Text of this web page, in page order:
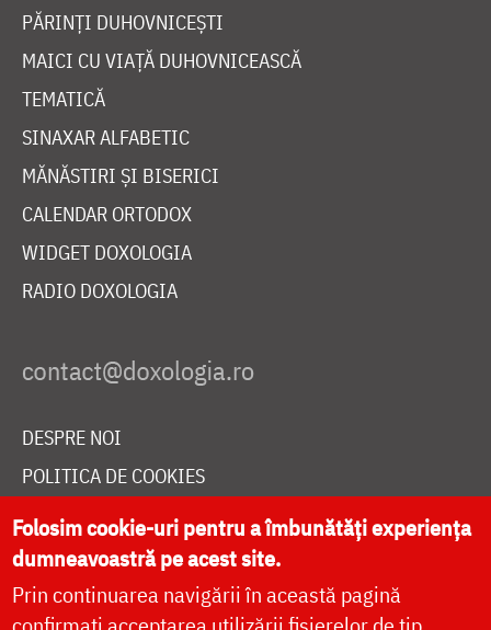
PĂRINȚI DUHOVNICEȘTI
MAICI CU VIAȚĂ DUHOVNICEASCĂ
TEMATICĂ
SINAXAR ALFABETIC
MĂNĂSTIRI ȘI BISERICI
CALENDAR ORTODOX
WIDGET DOXOLOGIA
RADIO DOXOLOGIA
DESPRE NOI
POLITICA DE COOKIES
DONEAZĂ ONLINE PENTRU CATEDRALA NAȚIONALĂ
LIVE
Folosim cookie-uri pentru a îmbunătăți experiența
dumneavoastră pe acest site.
Prin continuarea navigării în această pagină